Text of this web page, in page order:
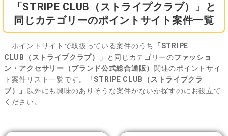
「STRIPE CLUB（ストライプクラブ）」と
同じカテゴリーのポイントサイト案件一覧
ポイントサイトで取扱っている案件のうち
「STRIPE
CLUB（ストライプクラブ）」
と同じカテゴリーのファッショ
ン・アクセサリー（ブランド公式総合通販） 関連のポイントサイ
ト案件リスト一覧です。
「STRIPE CLUB（ストライプクラ
ブ）」
以外にも興味のありそうな案件がないか探すのにお役立て
ください。